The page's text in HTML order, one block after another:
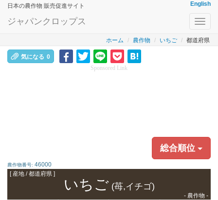
日本の農作物 販売促進サイト English
ジャパンクロップス
ホーム 農作物 いちご 都道府県
気になる 0
Sponsored Link
総合順位
農作物番号: 46000
[ 産地 / 都道府県 ]
いちご (苺,イチゴ)
- 農作物 -